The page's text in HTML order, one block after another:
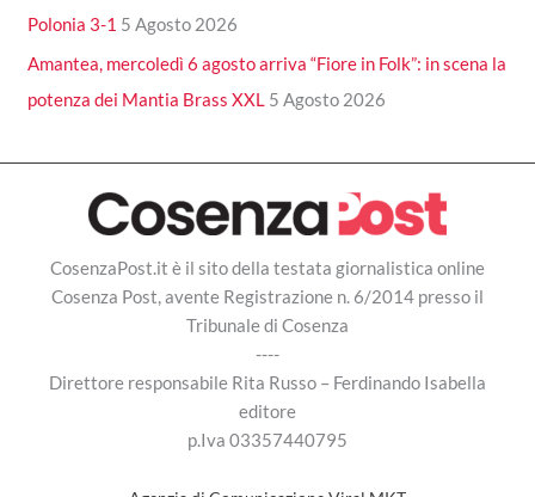
Polonia 3-1 5 Agosto 2026
Amantea, mercoledì 6 agosto arriva “Fiore in Folk”: in scena la
potenza dei Mantia Brass XXL 5 Agosto 2026
CosenzaPost.it è il sito della testata giornalistica online
Cosenza Post, avente Registrazione n. 6/2014 presso il
Tribunale di Cosenza
----
Direttore responsabile Rita Russo – Ferdinando Isabella
editore
p.Iva 03357440795